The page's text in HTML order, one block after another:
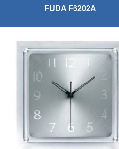
FUDA F6202A